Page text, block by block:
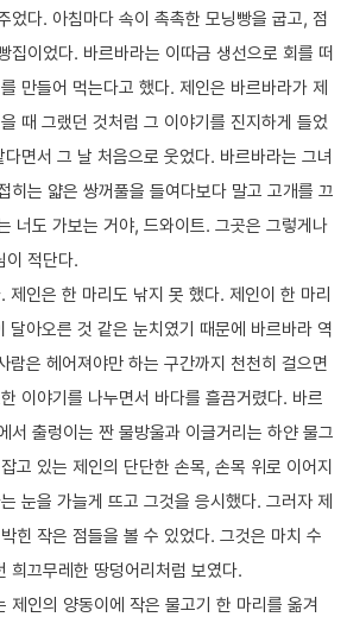
었다. 아침마다 속이 촉촉한 모닝빵을 굽고, 점
집이었다. 바르바라는 이따금 생선으로 회를 떠
만들어 먹는다고 했다. 제인은 바르바라가 제
때 그랬던 것처럼 그 이야기를 진지하게 들었
면서 그 날 처음으로 웃었다. 바르바라는 그녀
히는 얇은 쌍꺼풀을 들여다보다 말고 고개를 끄
너도 가보는 거야, 드와이트. 그곳은 그렇게나
이 적단다.
제인은 한 마리도 낚지 못 했다. 제인이 한 마리
달아오른 것 같은 눈치였기 때문에 바르바라 역
람은 헤어져야만 하는 구간까지 천천히 걸으면
이야기를 나누면서 바다를 흘끔거렸다. 바르
서 출렁이는 짠 물방울과 이글거리는 하얀 물그
고 있는 제인의 단단한 손목, 손목 위로 이어지
눈을 가늘게 뜨고 그것을 응시했다. 그러자 제
힌 작은 점들을 볼 수 있었다. 그것은 마치 수
희끄무레한 땅덩어리처럼 보였다.
제인의 양동이에 작은 물고기 한 마리를 옮겨